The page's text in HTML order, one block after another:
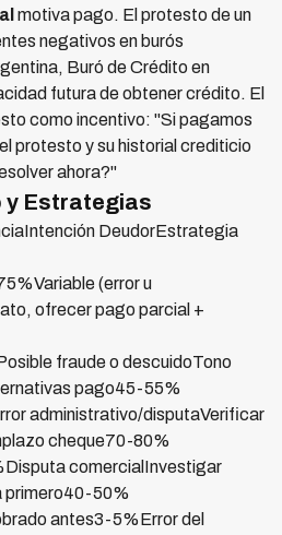
motiva pago. El protesto de un
negativos en burós
Buró de Crédito en
futura de obtener crédito. El
como incentivo: "Si pagamos
protesto y su historial crediticio
ahora?"
y Estrategias
DeudorEstrategia
(error u
ofrecer pago parcial +
fraude o descuidoTono
pago45-55%
administrativo/disputaVerificar
cheque70-80%
comercialInvestigar
primero40-50%
antes3-5%Error del